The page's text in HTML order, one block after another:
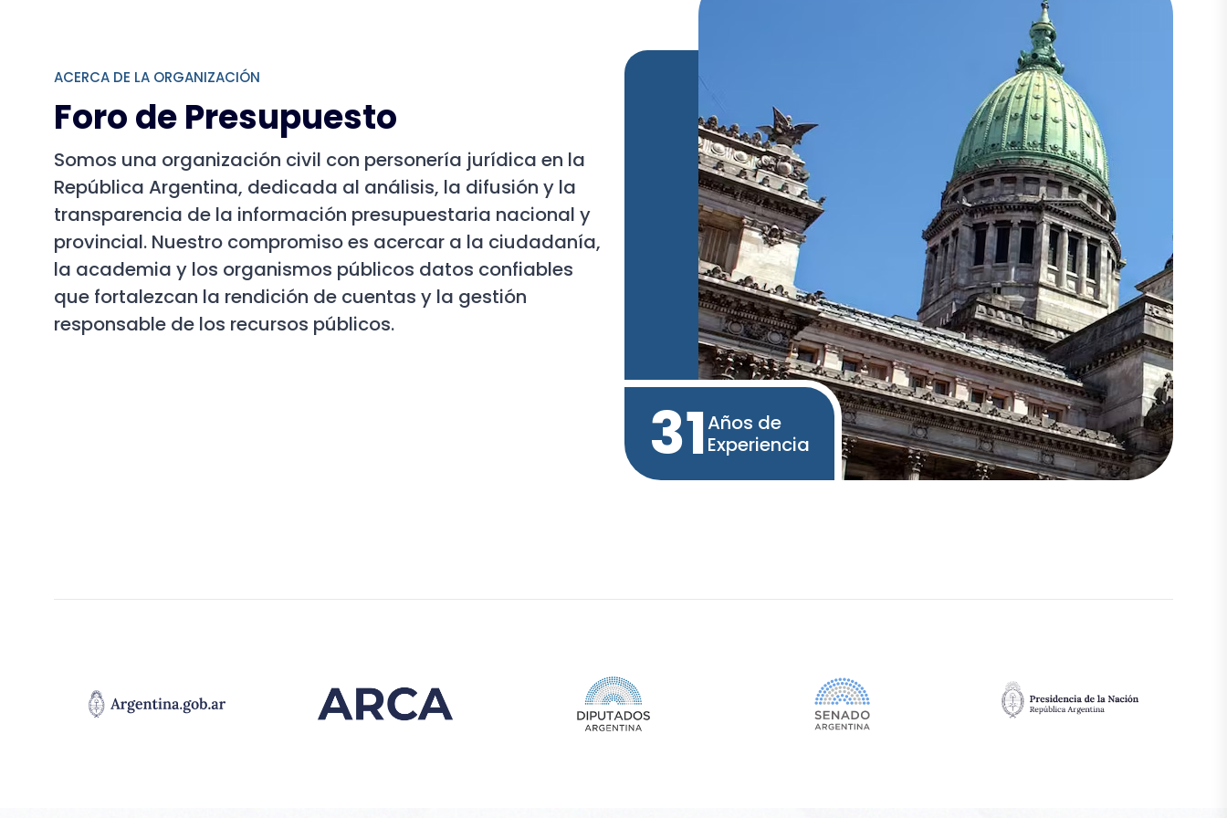
31Años de
Experiencia
ACERCA DE LA ORGANIZACIÓN
Foro de Presupuesto
Somos una organización civil con personería jurídica en la
República Argentina, dedicada al análisis, la difusión y la
transparencia de la información presupuestaria nacional y
provincial. Nuestro compromiso es acercar a la ciudadanía,
la academia y los organismos públicos datos confiables
que fortalezcan la rendición de cuentas y la gestión
responsable de los recursos públicos.